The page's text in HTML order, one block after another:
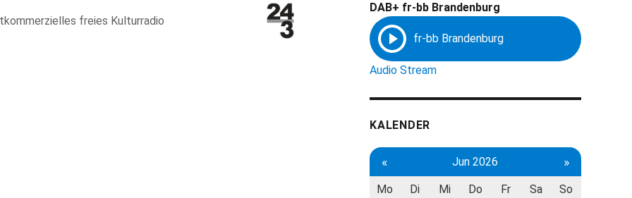
freies Kulturradio
DAB+ fr-bb Brandenburg
Audio Stream
KALENDER
« Jun 2026 »
Mo Di Mi Do Fr Sa
So